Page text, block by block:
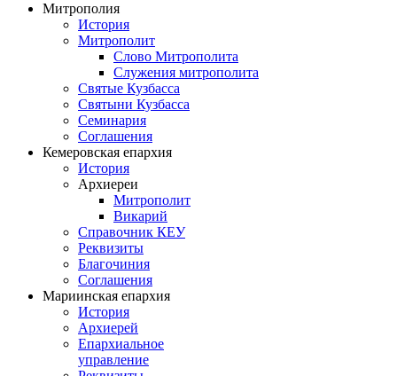
Митрополия
История
Митрополит
Слово Митрополита
Служения митрополита
Святые Кузбасса
Святыни Кузбасса
Семинария
Соглашения
Кемеровская епархия
История
Архиереи
Митрополит
Викарий
Справочник КЕУ
Реквизиты
Благочиния
Соглашения
Мариинская епархия
История
Архиерей
Епархиальное
управление